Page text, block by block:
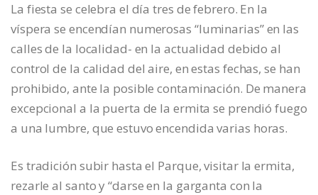
La fiesta se celebra el día tres de febrero. En la
víspera se encendían numerosas “luminarias” en las
calles de la localidad- en la actualidad debido al
control de la calidad del aire, en estas fechas, se han
prohibido, ante la posible contaminación. De manera
excepcional a la puerta de la ermita se prendió fuego
a una lumbre, que estuvo encendida varias horas.
Es tradición subir hasta el Parque, visitar la ermita,
rezarle al santo y “darse en la garganta con la